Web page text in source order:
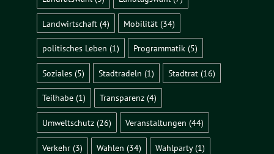
Landwirtschaft (4) Mobilität(34)
politisches Leben (1) Programmatik(5)
Soziales (5) Stadtradeln (1) Stadtrat(16)
Teilhabe (1) Transparenz(4)
Umweltschutz (26) Veranstaltungen (44)
Verkehr (3) Wahlen (34) Wahlparty(1)